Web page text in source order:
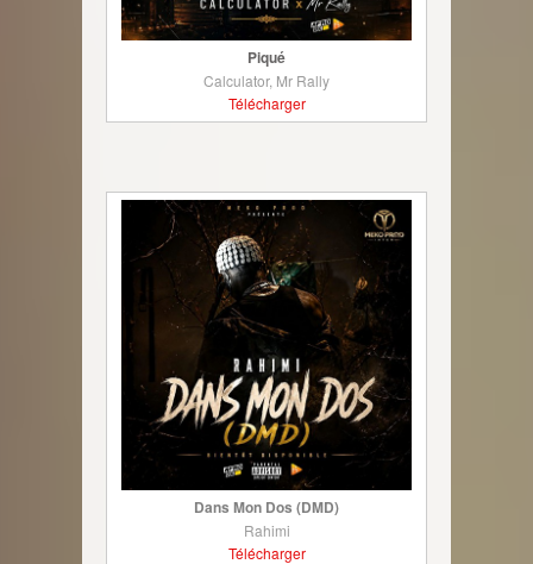
Piqué
Calculator, Mr Rally
Télécharger
Dans Mon Dos (DMD)
Rahimi
Télécharger